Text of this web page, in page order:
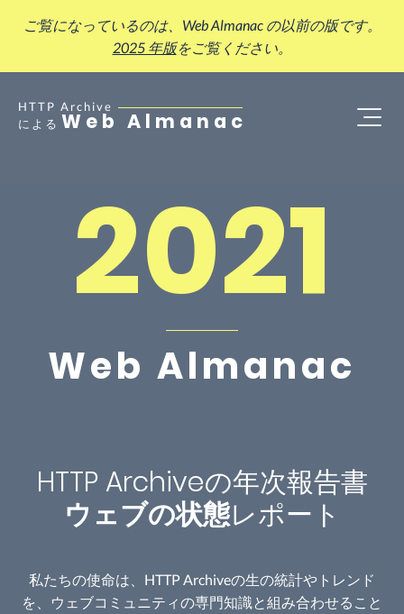
ご覧になっているのは、Web Almanac の以前の版です。
2025 年版をご覧ください。
HTTP Archive
による Web Almanac
2021
Web Almanac
HTTP Archiveの年次報告書
ウェブの状態レポート
私たちの使命は、HTTP Archiveの生の統計やトレンド
を、ウェブコミュニティの専門知識と組み合わせること